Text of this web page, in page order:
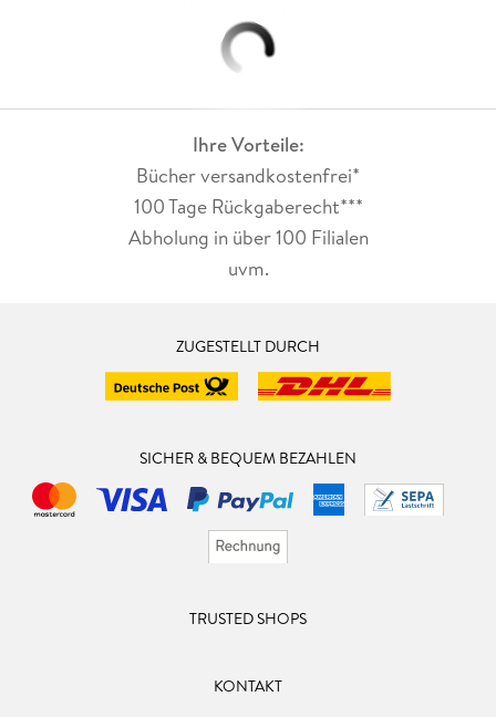
Ihre Vorteile:
Bücher versandkostenfrei*
100 Tage Rückgaberecht***
Abholung in über 100 Filialen
uvm.
ZUGESTELLT DURCH
SICHER & BEQUEM BEZAHLEN
TRUSTED SHOPS
KONTAKT